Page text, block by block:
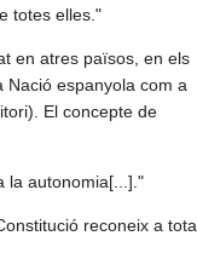
totes elles."
en atres països, en els
espanyola com a
El concepte de
la autonomia[...]."
reconeix a tota